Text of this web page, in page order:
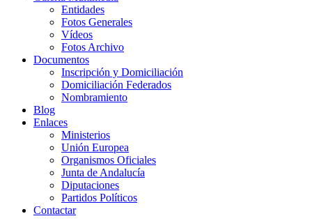
Entidades
Fotos Generales
Vídeos
Fotos Archivo
Documentos
Inscripción y Domiciliación
Domiciliación Federados
Nombramiento
Blog
Enlaces
Ministerios
Unión Europea
Organismos Oficiales
Junta de Andalucía
Diputaciones
Partidos Políticos
Contactar